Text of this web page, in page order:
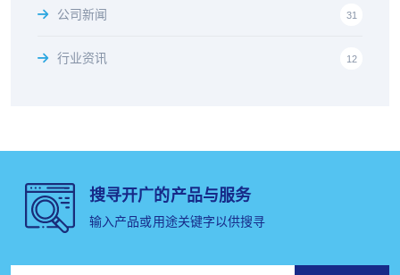
公司新闻 31
行业资讯 12
搜寻开广的产品与服务
输入产品或用途关键字以供搜寻